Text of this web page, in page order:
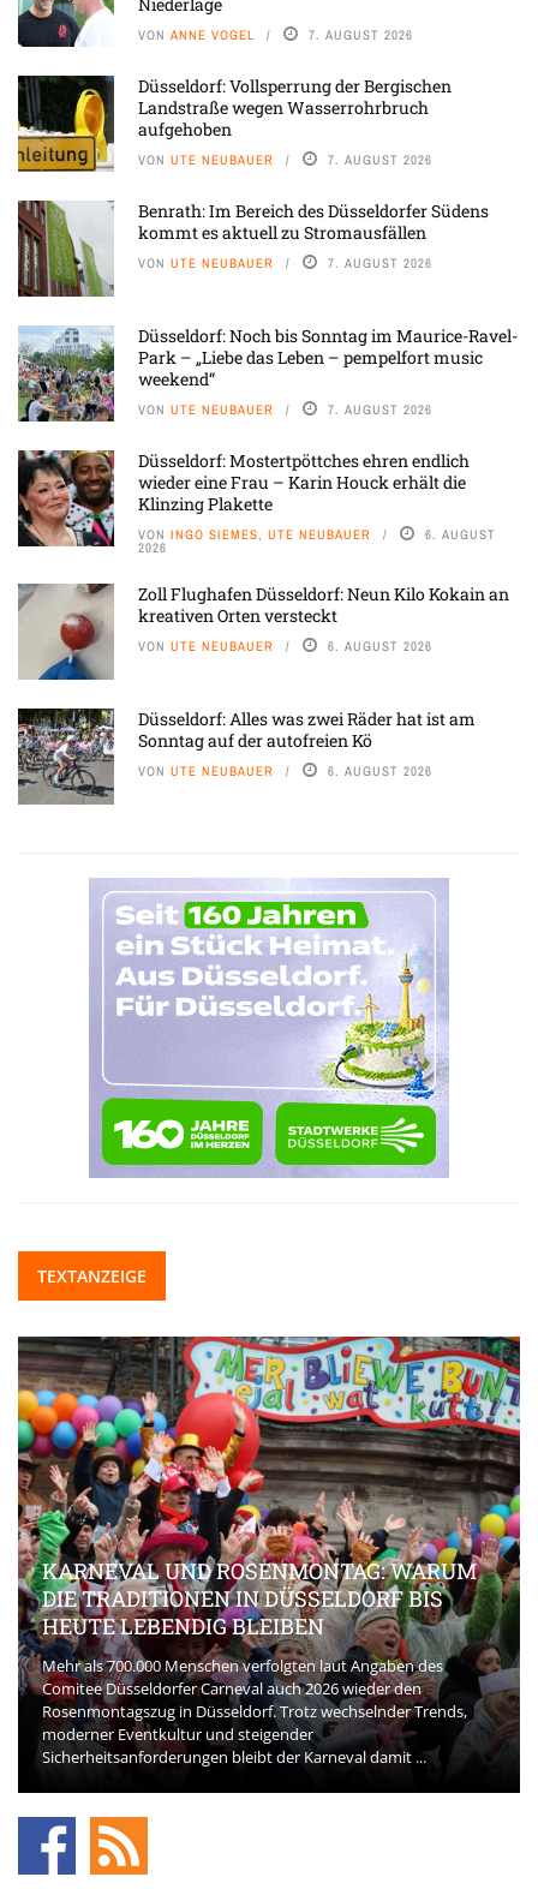
VON ANNE VOGEL 7. AUGUST 2026
Düsseldorf: Vollsperrung der Bergischen
Landstraße wegen Wasserrohrbruch
aufgehoben
VON UTE NEUBAUER 7. AUGUST 2026
Benrath: Im Bereich des Düsseldorfer Südens
kommt es aktuell zu Stromausfällen
VON UTE NEUBAUER 7. AUGUST 2026
Düsseldorf: Noch bis Sonntag im Maurice-Ravel-
Park – „Liebe das Leben – pempelfort music
weekend“
VON UTE NEUBAUER 7. AUGUST 2026
Düsseldorf: Mostertpöttches ehren endlich
wieder eine Frau – Karin Houck erhält die
Klinzing Plakette
VON INGO SIEMES, UTE NEUBAUER 6. AUGUST
2026
Zoll Flughafen Düsseldorf: Neun Kilo Kokain an
kreativen Orten versteckt
VON UTE NEUBAUER 6. AUGUST 2026
Düsseldorf: Alles was zwei Räder hat ist am
Sonntag auf der autofreien Kö
VON UTE NEUBAUER 6. AUGUST 2026
TEXTANZEIGE
KARNEVAL UND ROSENMONTAG: WARUM
DIE TRADITIONEN IN DÜSSELDORF BIS
HEUTE LEBENDIG BLEIBEN
Mehr als 700.000 Menschen verfolgten laut Angaben des
Comitee Düsseldorfer Carneval auch 2026 wieder den
Rosenmontagszug in Düsseldorf. Trotz wechselnder Trends,
moderner Eventkultur und steigender
Sicherheitsanforderungen bleibt der Karneval damit ...